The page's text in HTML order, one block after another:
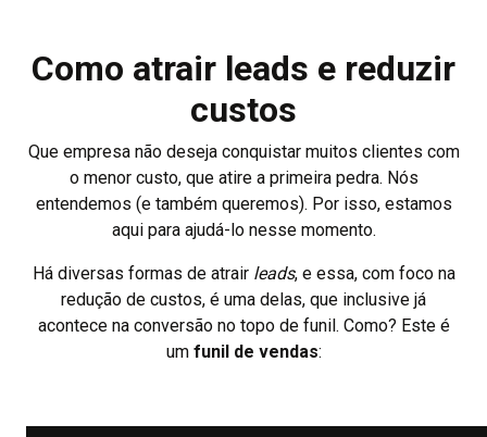
Como atrair leads e reduzir
custos
Que empresa não deseja conquistar muitos clientes com
o menor custo, que atire a primeira pedra. Nós
entendemos (e também queremos). Por isso, estamos
aqui para ajudá-lo nesse momento.
Há diversas formas de atrairleads, e essa, com foco na
redução de custos, é uma delas, que inclusive já
acontece na conversão no topo de funil. Como? Este é
um funil de vendas: